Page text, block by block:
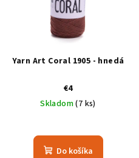
Yarn Art Coral 1905 - hnedá
€4
Skladom(7 ks)
Do košíka